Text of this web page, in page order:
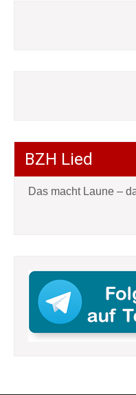
BZH Lied
Das macht Laune –